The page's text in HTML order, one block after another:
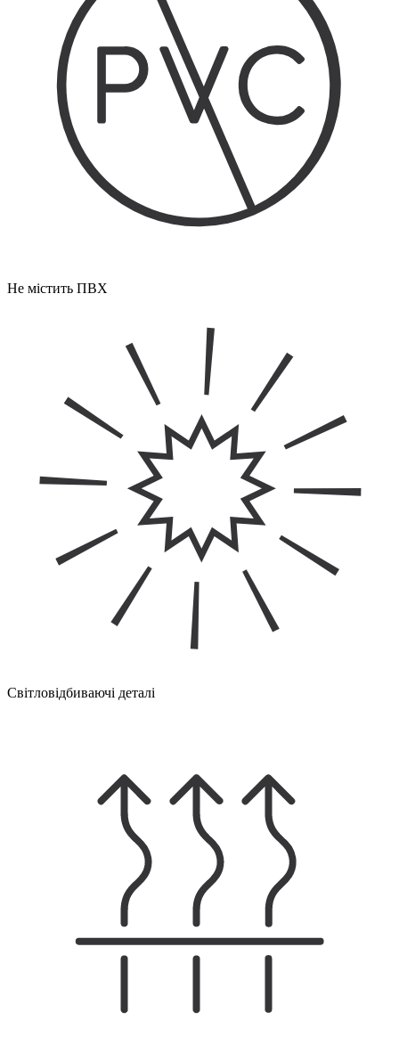
Не містить ПВХ
Світловідбиваючі деталі